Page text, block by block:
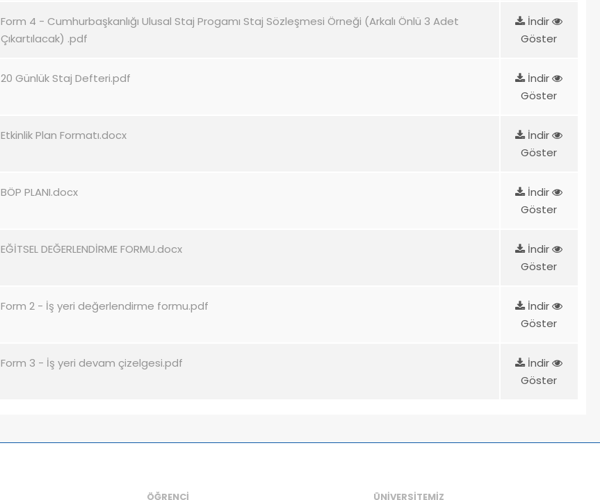
Form 4 - Cumhurbaşkanlığı Ulusal Staj Progamı Staj Sözleşmesi Örneği (Arkalı Önlü 3 Adet
Çıkartılacak) .pdf
İndir
Göster
20 Günlük Staj Defteri.pdf
İndir
Göster
Etkinlik Plan Formatı.docx
İndir
Göster
BÖP PLANI.docx
İndir
Göster
EĞİTSEL DEĞERLENDİRME FORMU.docx
İndir
Göster
Form 2 - İş yeri değerlendirme formu.pdf
İndir
Göster
Form 3 - İş yeri devam çizelgesi.pdf
İndir
Göster
ÖĞRENCİ ÜNİVERSİTEMİZ